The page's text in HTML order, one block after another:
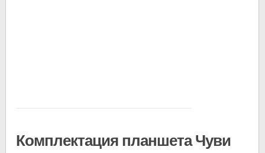
Комплектация планшета Чуви